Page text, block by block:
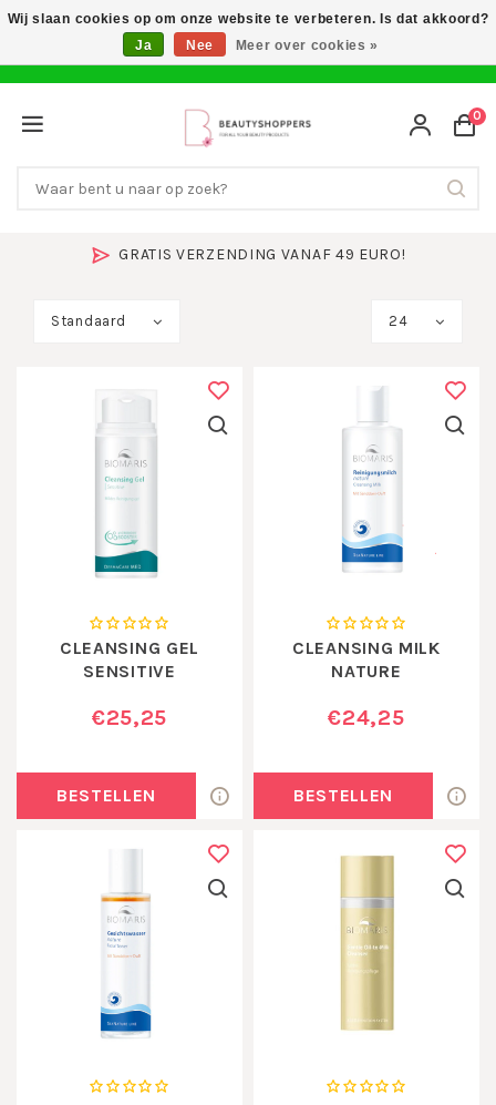
GRATIS VERZENDING VANAF 49 EURO!
0
Standaard 24
CLEANSING GEL
SENSITIVE
€25,25
BESTELLEN
CLEANSING MILK
NATURE
€24,25
BESTELLEN
Wij slaan cookies op om onze website te verbeteren. Is dat akkoord?
Ja
Nee Meer over cookies »